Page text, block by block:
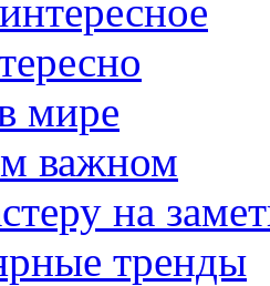
мире
важном
на
тренды